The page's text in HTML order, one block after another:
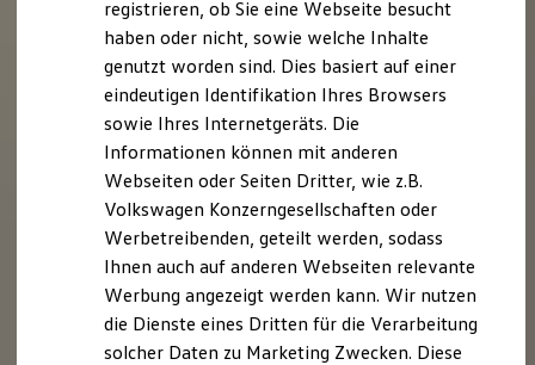
Unser Ansatz
Klimafreundlicher Strom
Reichweite & Ladelösungen
Reichweitensimulator
Ladezeitensimulator
Ladelösungen für Privatkunden
Ladelösungen für Gewerbekunden
Wallbox und Ladekabel
Förderung & Kosten der Elektrofahrzeuge
Fördermöglichkeiten für Privatkunden
Fördermöglichkeiten für Gewerbekunden
Autonomes Fahren
Mehr zum ID. Buzz
Online Beratung
registrieren, ob Sie eine Webseite besucht
haben oder nicht, sowie welche Inhalte
genutzt worden sind. Dies basiert auf einer
eindeutigen Identifikation Ihres Browsers
sowie Ihres Internetgeräts. Die
Informationen können mit anderen
Webseiten oder Seiten Dritter, wie z.B.
Volkswagen Konzerngesellschaften oder
Werbetreibenden, geteilt werden, sodass
Ihnen auch auf anderen Webseiten relevante
Werbung angezeigt werden kann. Wir nutzen
die Dienste eines Dritten für die Verarbeitung
solcher Daten zu Marketing Zwecken. Diese